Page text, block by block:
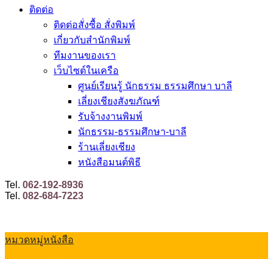
ติดต่อ
ติดต่อสั่งซื้อ สั่งพิมพ์
เกี่ยวกับสำนักพิมพ์
ทีมงานของเรา
เว็บไซต์ในเครือ
ศูนย์เรียนรู้ นักธรรม ธรรมศึกษา บาลี
เลี่ยงเชียงสังฆภัณฑ์
รับจ้างงานพิมพ์
นักธรรม-ธรรมศึกษา-บาลี
ร้านเลี่ยงเชียง
หนังสือมนต์พิธี
Tel. 062-192-8936
Tel. 082-684-7223
หมวดหมู่หนังสือ